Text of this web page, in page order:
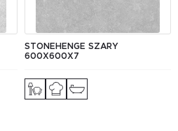
STONEHENGE SZARY
600Х600Х7